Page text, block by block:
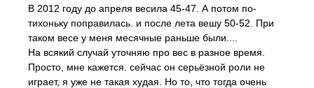
В 2012 году до апреля весила 45-47. А потом по-
тихоньку поправилась. и после лета вешу 50-52. При
таком весе у меня месячные раньше были....
На всякий случай уточняю про вес в разное время.
Просто, мне кажется. сейчас он серьёзной роли не
играет, я уже не такая худая. Но то, что тогда очень